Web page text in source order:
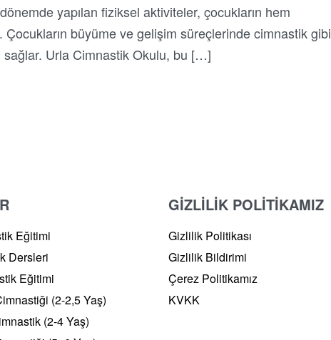
yapılan fiziksel aktiviteler, çocukların hem
büyüme ve gelişim süreçlerinde cimnastik gibi
sağlar. Urla Cimnastik Okulu, bu […]
Eğitimi
Dersleri
Eğitimi
(2-2,5 Yaş)
(2-4 Yaş)
GİZLİLİK POLİTİKAMIZ
Gizlilik Politikası
Gizlilik Bildirimi
Çerez Politikamız
KVKK